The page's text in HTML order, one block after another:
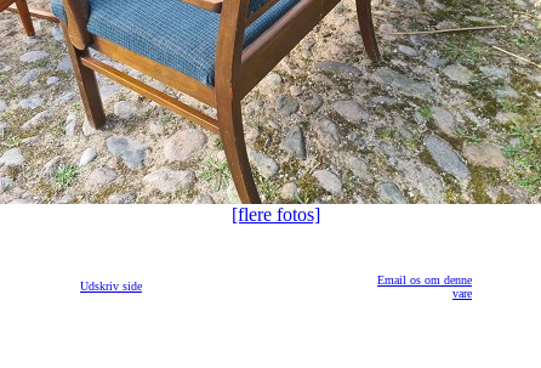
[flere fotos]
Udskriv side
Email os om denne
vare